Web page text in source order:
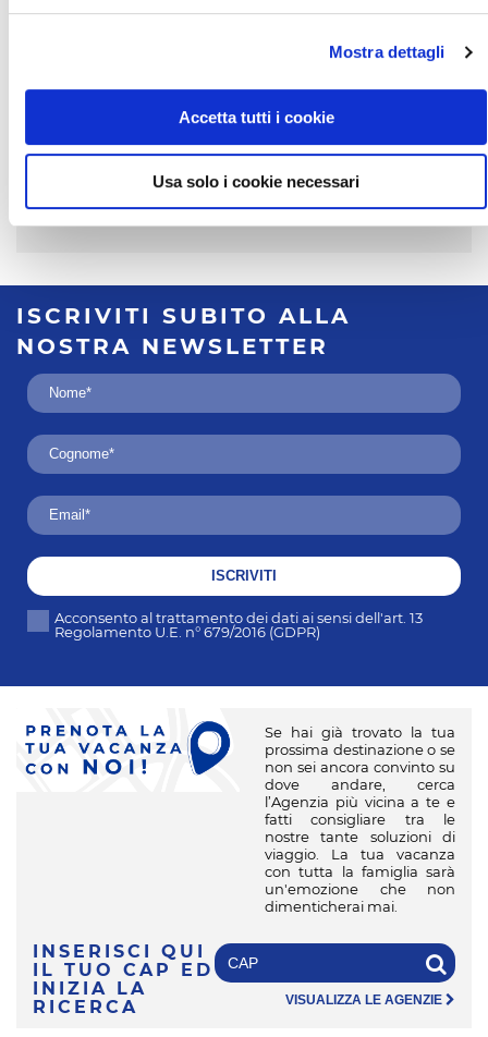
Mostra dettagli
Accetta tutti i cookie
Usa solo i cookie necessari
PRENOTALA TUA
VISUALIZZA LE AGENZIE
ISCRIVITI SUBITO ALLA
NOSTRA
NEWSLETTER
ISCRIVITI
Acconsento al trattamento dei dati ai sensi dell'art. 13
Regolamento U.E. n° 679/2016 (GDPR)
Se hai già trovato la tua
prossima destinazione o se
non sei ancora convinto su
dove andare, cerca
l’Agenzia più vicina a te e
fatti consigliare tra le
nostre tante soluzioni di
viaggio. La tua vacanza
con tutta la famiglia sarà
un'emozione che non
dimenticherai mai.
INSERISCI QUI
IL TUO CAP
ED
INIZIA LA
RICERCA
VISUALIZZA LE AGENZIE